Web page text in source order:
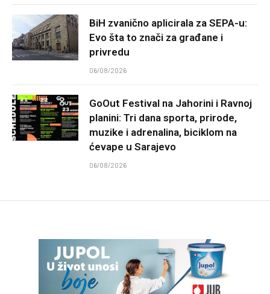
BiH zvanično aplicirala za SEPA-u:
Evo šta to znači za građane i
privredu
06/08/2026
GoOut Festival na Jahorini i Ravnoj
planini: Tri dana sporta, prirode,
muzike i adrenalina, biciklom na
ćevape u Sarajevo
06/08/2026